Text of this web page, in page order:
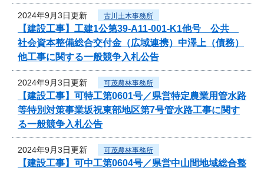
2024年9月3日更新 古川土木事務所
【建設工事】工建1公第39-A11-001-K1他号 公共
社会資本整備総合交付金（広域連携）中澤上（債務）
他工事に関する一般競争入札公告
2024年9月3日更新 可茂農林事務所
【建設工事】可特工第0601号／県営特定農業用管水路
等特別対策事業坂祝東部地区第7号管水路工事に関す
る一般競争入札公告
2024年9月3日更新 可茂農林事務所
【建設工事】可中工第0604号／県営中山間地域総合整